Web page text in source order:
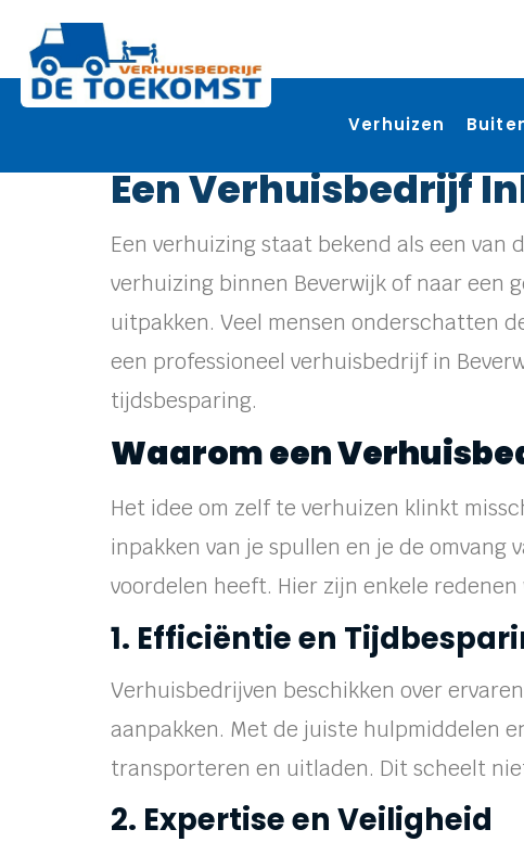
Verhuizen
Een Verhuisbedrijf
Een verhuizing staat bekend als een van
verhuizing binnen Beverwijk of naar een
uitpakken. Veel mensen onderschatten
een professioneel verhuisbedrijf in
tijdsbesparing.
Waarom een
Het idee om zelf te verhuizen klinkt
inpakken van je spullen en je de
voordelen heeft. Hier zijn enkele
1. Efficiëntie en
Verhuisbedrijven beschikken over
aanpakken. Met de juiste hulpmiddelen
transporteren en uitladen. Dit scheelt
2. Expertise en Veiligheid